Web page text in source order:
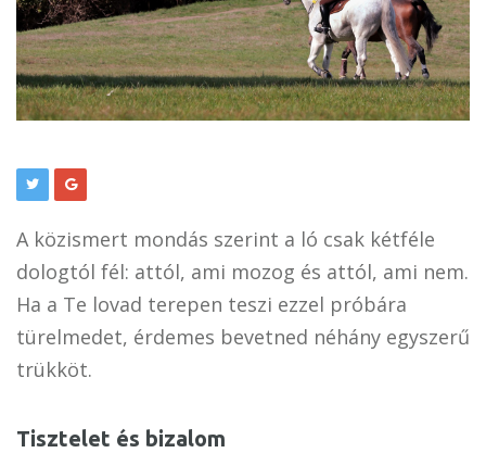
A közismert mondás szerint a ló csak kétféle
dologtól fél: attól, ami mozog és attól, ami nem.
Ha a Te lovad terepen teszi ezzel próbára
türelmedet, érdemes bevetned néhány egyszerű
trükköt.
Tisztelet és bizalom